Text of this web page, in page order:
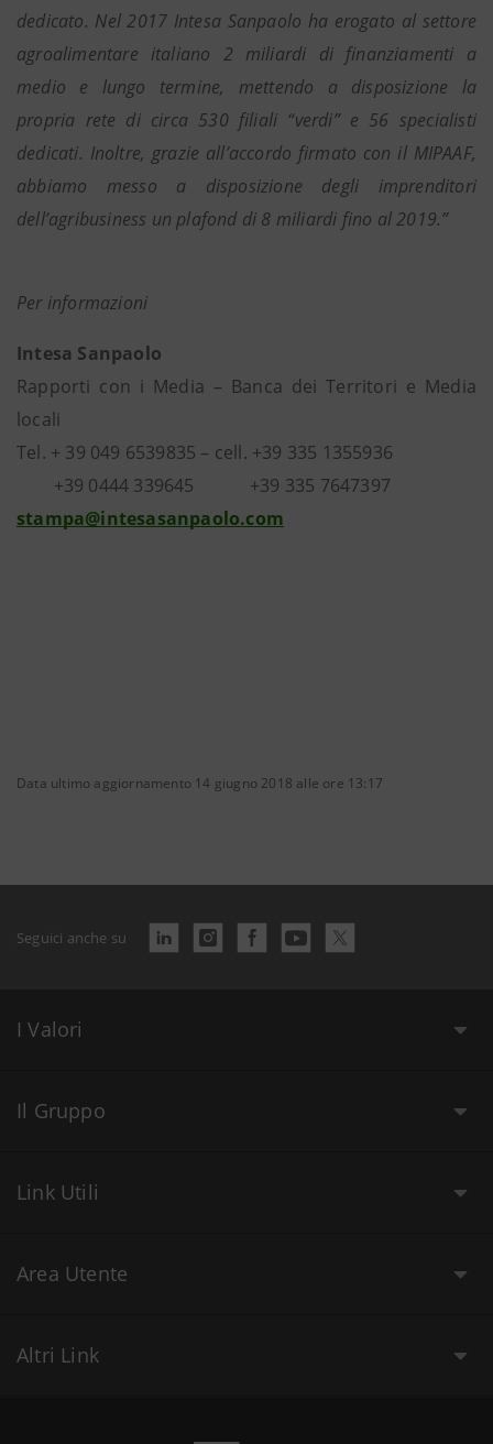
dedicato. Nel 2017 Intesa Sanpaolo ha erogato al settore
agroalimentare italiano 2 miliardi di finanziamenti a
medio e lungo termine, mettendo a disposizione la
propria rete di circa 530 filiali “verdi” e 56 specialisti
dedicati. Inoltre, grazie all’accordo firmato con il MIPAAF,
abbiamo messo a disposizione degli imprenditori
dell’agribusiness un plafond di 8 miliardi fino al 2019.”
Per informazioni
Intesa Sanpaolo
Rapporti con i Media – Banca dei Territori e Media
locali
Tel. + 39 049 6539835 – cell. +39 335 1355936
+39 0444 339645 +39 335 7647397
stampa@intesasanpaolo.com
Data ultimo aggiornamento 14 giugno 2018 alle ore 13:17
Seguici anche su
I Valori
Il Gruppo
Link Utili
Area Utente
Altri Link